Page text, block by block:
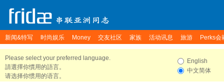
新闻&特写 时尚娱乐 Money 交友社区 家族 活动讯息 旅游 Perks会
Please select your preferred language.
請選擇你慣用的語言。
请选择你惯用的语言。
English
中文简体